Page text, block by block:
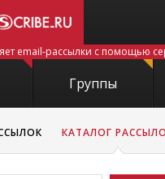
email-рассылки с помощью
Группы
КАТАЛОГ